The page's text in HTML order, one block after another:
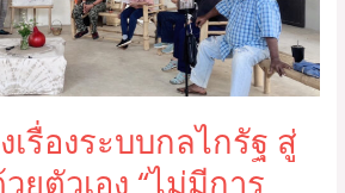
เรื่องระบบกลไกรัฐ สู่
ยตัวเอง “ไม่มีการ